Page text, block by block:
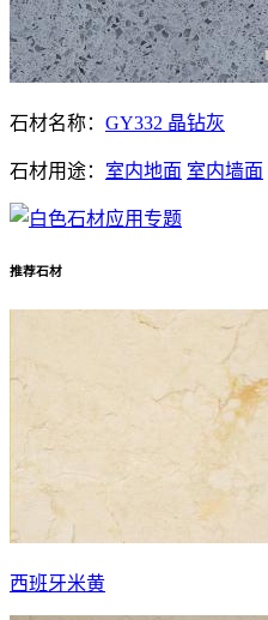
石材名称： GY332 晶钻灰
石材用途： 室内地面 室内墙面
推荐石材
西班牙米黄